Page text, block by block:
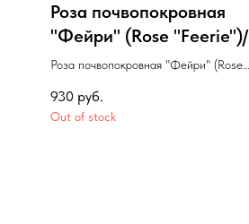
Роза почвопокровная
"Фейри" (Rose "Feerie")/
Розовая/ С.3-С.4
Роза почвопокровная "Фейри" (Rose
930 руб.
Out of stock